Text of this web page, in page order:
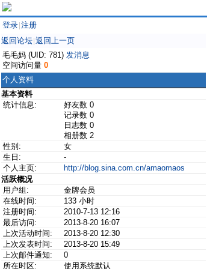
登录 注册
返回论坛 返回上一页
毛毛妈 (UID: 781) 发消息
空间访问量 0
个人资料
基本资料
统计信息:
好友数 0
记录数 0
日志数 0
相册数 2
性别:
女
生日:
-
个人主页:
http://blog.sina.com.cn/amaomaos
活跃概况
用户组:
金牌会员
在线时间:
133 小时
注册时间:
2010-7-13 12:16
最后访问:
2013-8-20 16:07
上次活动时间:
2013-8-20 12:30
上次发表时间:
2013-8-20 15:49
上次邮件通知:
0
所在时区:
使用系统默认